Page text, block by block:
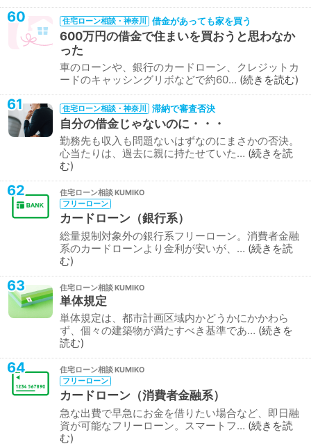
60 住宅ローン相談・神奈川 借金があっても家を買う
600万円の借金で住まいを買おうと思わなか
った
車のローンや、銀行のカードローン、クレジットカ
ードのキャッシングリボなどで約60… 続きを読む
61 住宅ローン相談・神奈川 滞納で審査否決
自分の借金じゃないのに・・・
勤務先も収入も問題ないはずなのにまさかの否決。
心当たりは、過去に親に持たせていた… 続きを読
む
62
住宅ローン相談
フリーローン
カードローン（銀行系）
総量規制対象外の銀行系フリーローン。消費者金融
系のカードローンより金利が安いが、… 続きを読
む
63 住宅ローン相談
単体規定
単体規定は、都市計画区域内かどうかにかかわら
ず、個々の建築物が満たすべき基準であ… 続きを
読む
64
住宅ローン相談
フリーローン
カードローン（消費者金融系）
急な出費で早急にお金を借りたい場合など、即日融
資が可能なフリーローン。スマートフ… 続きを読
む